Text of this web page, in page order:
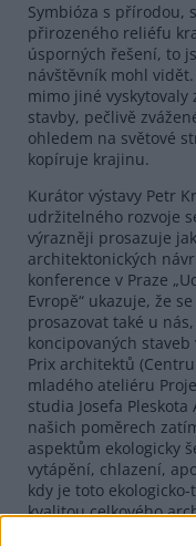
Symbióza s přírodou,
přirozeného reliéfu
úsporných řešení, to
návštěvník mohl
mimo jiné vyskytovaly
stavby, pečlivě
ohledem na světové
kopíruje krajinu.
Kurátor výstavy Petr
udržitelného rozvoje
výrazněji prosazuje
architektonických
konference v Praze
Evropě“ ukazuje, že
prosazovat také u
koncipovaných
Prix architektů
mladého ateliéru
studia Josefa Pleskota
našich poměrech
aspektům ekologicky
vytápění, chlazení,
kdy je toto
kvalitou celkového